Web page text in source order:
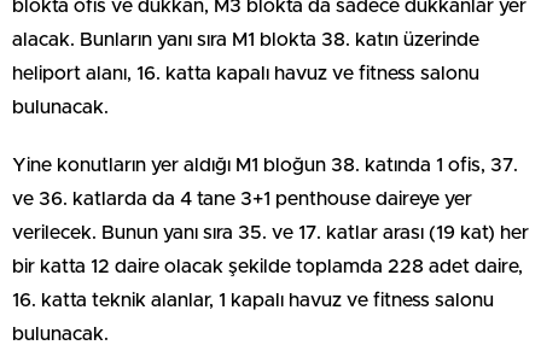
blokta ofis ve dükkan, M3 blokta da sadece dükkanlar yer
alacak. Bunların yanı sıra M1 blokta 38. katın üzerinde
heliport alanı, 16. katta kapalı havuz ve fitness salonu
bulunacak.
Yine konutların yer aldığı M1 bloğun 38. katında 1 ofis, 37.
ve 36. katlarda da 4 tane 3+1 penthouse daireye yer
verilecek. Bunun yanı sıra 35. ve 17. katlar arası (19 kat) her
bir katta 12 daire olacak şekilde toplamda 228 adet daire,
16. katta teknik alanlar, 1 kapalı havuz ve fitness salonu
bulunacak.